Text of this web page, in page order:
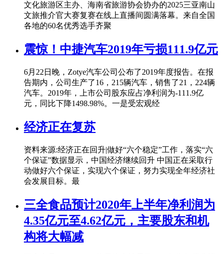
文化旅游区主办、海南省旅游协会协办的2025三亚南山
文旅推介官大赛复赛在线上直播间圆满落幕。来自全国
各地的60名优秀选手齐聚
震惊！中捷汽车2019年亏损111.9亿元
6月22日晚，Zotye汽车公司公布了2019年度报告。在报
告期内，公司生产了16，215辆汽车，销售了21，224辆
汽车。2019年，上市公司股东应占净利润为-111.9亿
元，同比下降1498.98%。一是受宏观经
经济正在复苏
资料来源:经济正在回升|做好“六个稳定”工作，落实“六
个保证”数据显示，中国经济继续回升 中国正在采取行
动做好六个保证，实现六个保证，努力实现全年经济社
会发展目标。最
三全食品预计2020年上半年净利润为
4.35亿元至4.62亿元，主要股东和机
构将大幅减